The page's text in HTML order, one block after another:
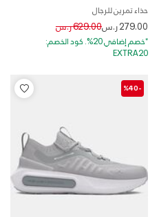
حذاء تمرين للرجال
279.00 ر.س Price reduced from
629.00 ر.س to
*خصم إضافي 20%. كود الخصم:
EXTRA20
-%40